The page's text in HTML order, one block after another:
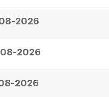
2026
2026
2026